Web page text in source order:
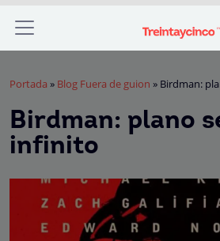
Portada » Blog Fuera de guion » Birdman:
Birdman: plano
infinito